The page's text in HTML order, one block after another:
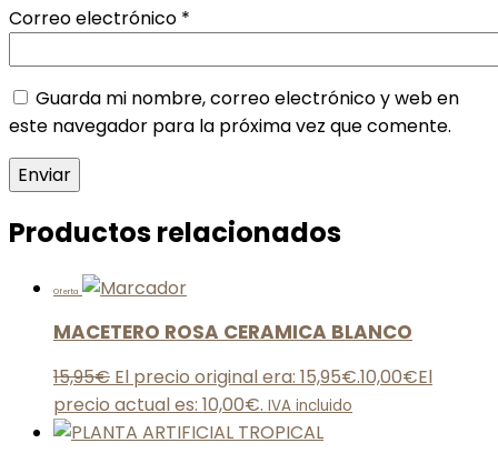
Correo electrónico *
Guarda mi nombre, correo electrónico y web en
este navegador para la próxima vez que comente.
Productos relacionados
Oferta
MACETERO ROSA CERAMICA BLANCO
15,95€ El precio original era: 15,95€.10,00€El
precio actual es: 10,00€. IVA incluido